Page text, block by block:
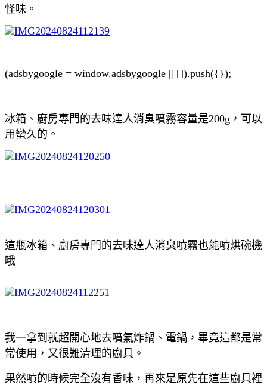
怪味。
(adsbygoogle = window.adsbygoogle || []).push({});
冰箱、廚房專門的去味達人消臭噴霧容量是200g，可以
用蠻久的。
這瓶冰箱、廚房專門的去味達人消臭噴霧也能噴烘碗機
哦
我一拿到就超開心地去噴氣炸鍋、電鍋，畢竟這都是常
常使用，又很難清理的廚具。
果然噴的時候完全沒有香味，再來是原先在這些廚具裡